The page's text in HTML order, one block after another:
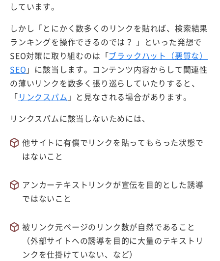
しています。
しかし「とにかく数多くのリンクを貼れば、検索結果
ランキングを操作できるのでは？ 」といった発想で
SEO対策に取り組むのは「ブラックハット（悪質な）
SEO 」に該当します。コンテンツ内容からして関連性
の薄いリンクを数多く張り巡らしていたりすると、
「リンクスパム 」と見なされる場合があります。
リンクスパムに該当しないためには、
他サイトに有償でリンクを貼ってもらった状態で
はないこと
アンカーテキストリンクが宣伝を目的とした誘導
ではないこと
被リンク元ページのリンク数が自然であること
（外部サイトへの誘導を目的に大量のテキストリ
ンクを仕掛けていない、など）